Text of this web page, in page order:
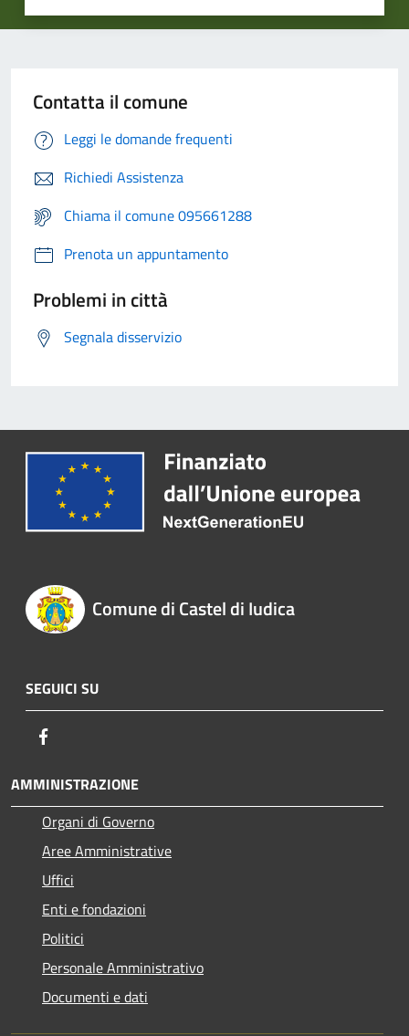
Contatta il comune
Leggi le domande frequenti
Richiedi Assistenza
Chiama il comune 095661288
Prenota un appuntamento
Problemi in città
Segnala disservizio
Comune di Castel di Iudica
SEGUICI SU
AMMINISTRAZIONE
Organi di Governo
Aree Amministrative
Uffici
Enti e fondazioni
Politici
Personale Amministrativo
Documenti e dati